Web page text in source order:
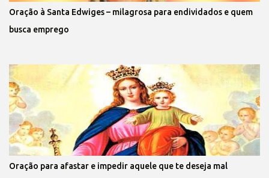
Oração à Santa Edwiges – milagrosa para endividados e quem
busca emprego
Oração para afastar e impedir aquele que te deseja mal